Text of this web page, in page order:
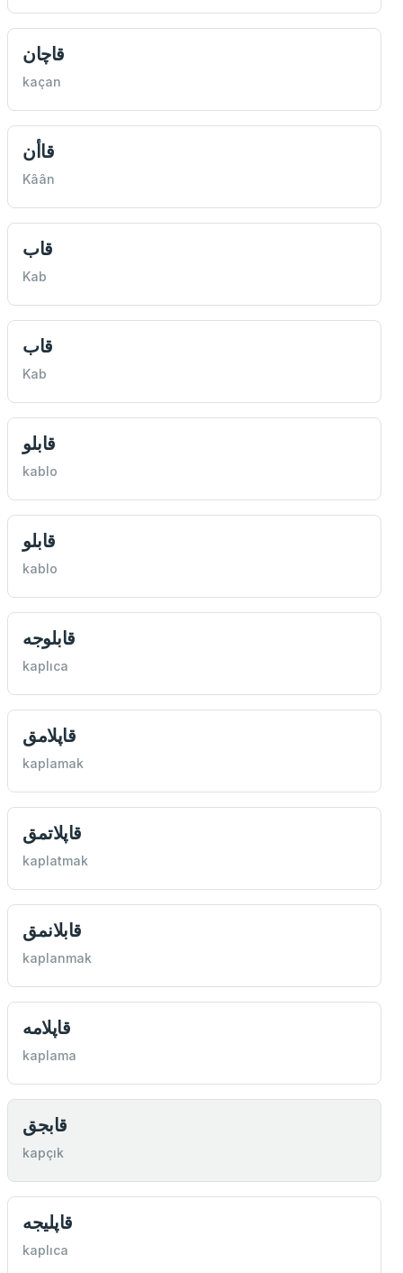
قاچان
kaçan
‌قاأن
Kâân
قاب
Kab
قاب
Kab
قابلو
kablo
قابلو
kablo
قابلوجه
kaplıca
قاپلامق
kaplamak
قاپلاتمق
kaplatmak
قابلانمق
kaplanmak
قاپلامه
kaplama
قابجق
kapçık
قاپليجه
kaplıca